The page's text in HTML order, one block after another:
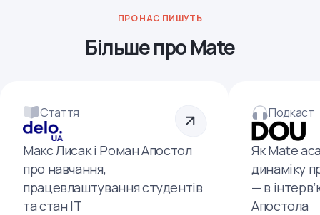
ПРО НАС ПИШУТЬ
Більше про Mate
Стаття
Макс Лисак і Роман Апостол
про навчання,
працевлаштування студентів
та стан ІТ
Подкаст
Як Mate
динаміку
— в
Апостола